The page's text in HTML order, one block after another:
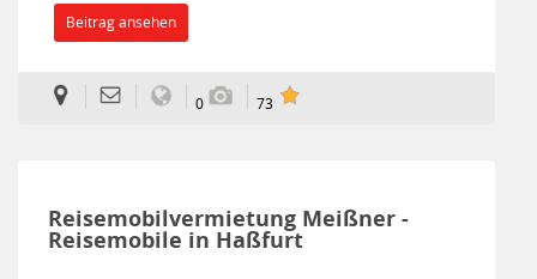
Beitrag ansehen
0 73
Reisemobilvermietung Meißner -
Reisemobile in Haßfurt